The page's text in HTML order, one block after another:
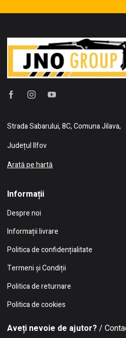
Strada Sabarului, 8C, Comuna Jilava,
Județul Ilfov
Arată pe hartă
Informații
Despre noi
Informații livrare
Politica de confidențialitate
Termeni și Condiții
Politica de returnare
Politica de cookies
Aveți nevoie de ajutor? /